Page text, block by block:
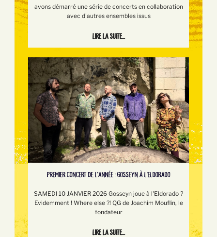
avons démarré une série de concerts en collaboration
avec d'autres ensembles issus
Lire la suite...
PREMIER CONCERT DE L'ANNÉE : GOSSEYN À L'ELDORADO
SAMEDI 10 JANVIER 2026 Gosseyn joue à l'Eldorado ?
Evidemment ! Where else ?! QG de Joachim Mouflin, le
fondateur
Lire la suite...